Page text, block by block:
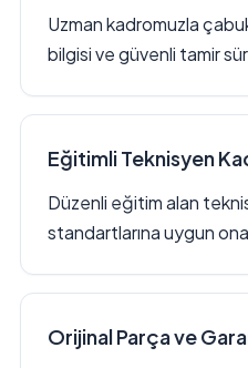
Uzman kadromuzla
bilgisi ve güvenli tamir
Eğitimli Teknisyen
Düzenli eğitim alan
standartlarına uygun
Orijinal Parça ve